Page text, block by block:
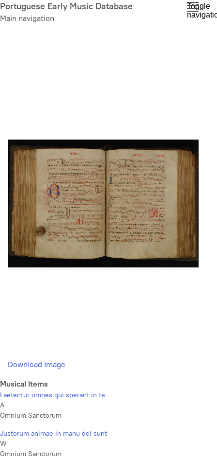
Skip
to
Portuguese Early Music Database
Main navigation
Toggle
Download Image
Musical Items
Laetentur omnes qui sperant in te
A
Omnium Sanctorum
Justorum animae in manu dei sunt
W
Omnium Sanctorum